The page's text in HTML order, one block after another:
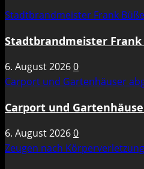
Stadtbrandmeister Frank
Stadtbrandmeister
6. August 20260
Carport und Gartenhäuser
Carport und
6. August 20260
Zeugen nach